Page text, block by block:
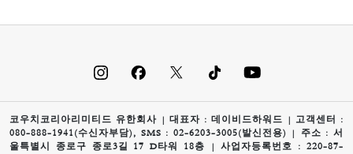
코우치코리아리미티드 유한회사 | 대표자 : 데이비드하워드 | 고객센터 :
080-888-1941(수신자부담), SMS : 02-6203-3005(발신전용) | 주소 : 서
울특별시 종로구 종로3길 17 D타워 18층 | 사업자등록번호 : 220-87-